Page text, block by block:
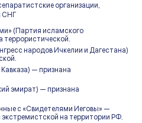
организации,
СНГ
(Партия исламского
террористической.
народов Ичкелии и Дагестана)
— признана
эмират) — признана
с «Свидетелями Иеговы» —
на территории РФ.